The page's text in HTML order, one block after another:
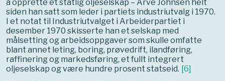
å opprette et statlig oljeselskap – Arve Johnsen helt
siden han satt som leder i partiets industriutvalg i 1970.
I et notat til Industriutvalget i Arbeiderpartiet i
desember 1970 skisserte han et selskap med
målsetting og arbeidsoppgaver som skulle omfatte
blant annet leting, boring, prøvedrift, ilandføring,
raffinering og markedsføring, et fullt integrert
oljeselskap og være hundre prosent statseid. [6]